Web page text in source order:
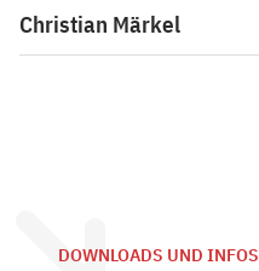
Christian Märkel
DOWNLOADS UND INFOS